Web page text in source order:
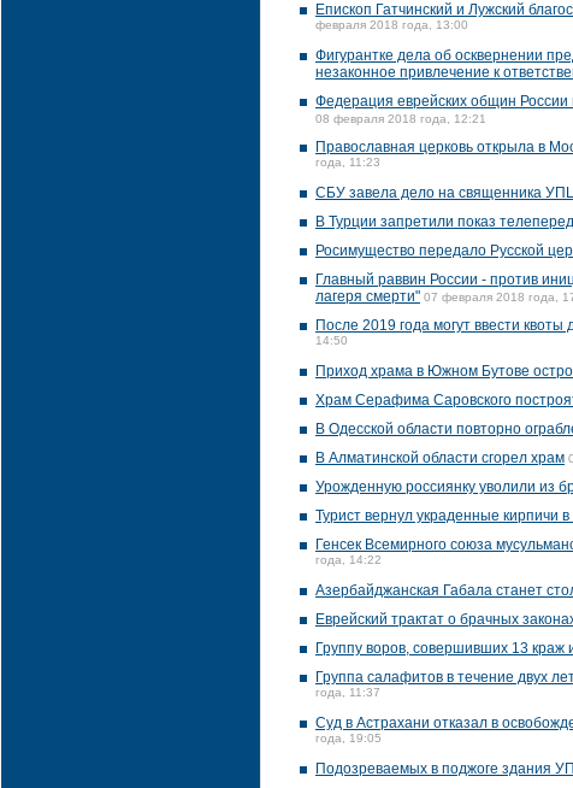
Епископ Гатчинский и Лужский
февраля 2018 года, 13:00
Фигурантке дела об осквернении
незаконное привлечение к
Федерация еврейских общин России
08 февраля 2018 года, 12:21
Православная церковь открыла в
года, 11:23
СБУ завела дело на священника УПЦ
В Турции запретили показ
Росимущество передало Русской
Главный раввин России - против
лагеря смерти" 07 февраля 2018 года,
После 2019 года могут ввести
14:50
Приход храма в Южном Бутове
Храм Серафима Саровского
В Одесской области повторно
В Алматинской области сгорел храм
Урожденную россиянку уволили из
Турист вернул украденные кирпичи
Генсек Всемирного союза
года, 14:22
Азербайджанская Габала станет
Еврейский трактат о брачных
Группу воров, совершивших 13 краж
Группа салафитов в течение двух
года, 11:37
Суд в Астрахани отказал в
года, 19:05
Подозреваемых в поджоге здания